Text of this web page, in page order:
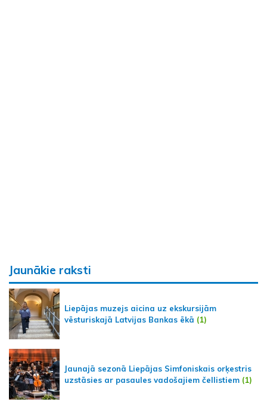
Jaunākie raksti
Liepājas muzejs aicina uz ekskursijām
vēsturiskajā Latvijas Bankas ēkā (1)
Jaunajā sezonā Liepājas Simfoniskais orķestris
uzstāsies ar pasaules vadošajiem čellistiem (1)